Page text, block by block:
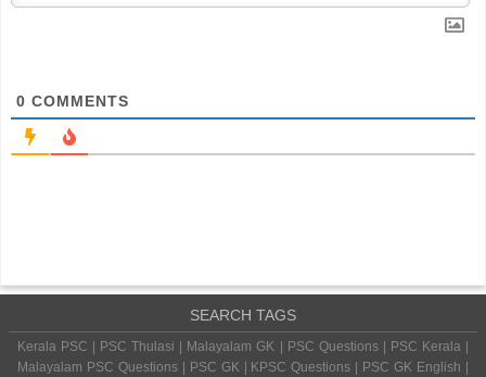
0 COMMENTS
SEARCH TAGS
Kerala PSC | PSC Thulasi | Malayalam GK | PSC Questions | PSC Kerala |
Malayalam PSC Questions | PSC GK | KPSC Questions | PSC GK English |